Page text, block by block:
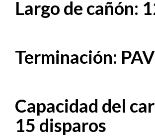
Largo de cañón:
Terminación:
Capacidad del
15 disparos